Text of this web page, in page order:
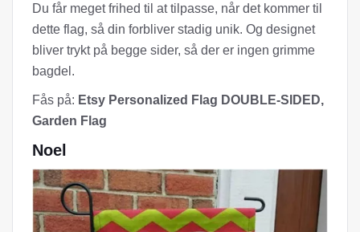
Du får meget frihed til at tilpasse, når det kommer til
dette flag, så din forbliver stadig unik. Og designet
bliver trykt på begge sider, så der er ingen grimme
bagdel.
Fås på: Etsy Personalized Flag DOUBLE-SIDED,
Garden Flag
Noel